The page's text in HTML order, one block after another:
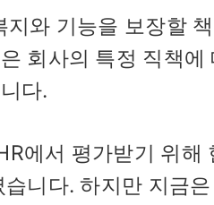
지와 기능을 보장할
회사의 특정 직책
다.
에서 평가받기 위
니다. 하지만 지금